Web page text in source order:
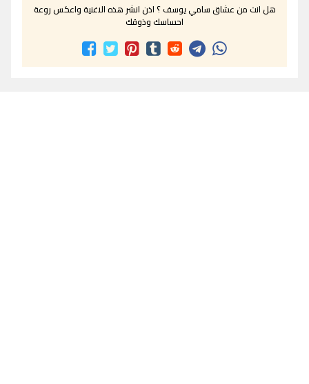
هل انت من عشاق سامي يوسف ؟ اذن انشر هذه الاغنية واعكس روعة
احساسك وذوقك